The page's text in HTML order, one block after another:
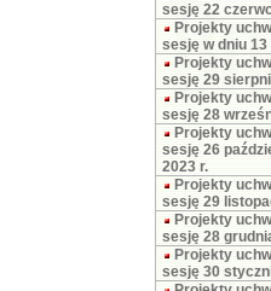
sesję 22
Projekty
sesję w dniu
Projekty
sesję 29
Projekty
sesję 28
Projekty
sesję 26
2023 r.
Projekty
sesję 29
Projekty
sesję 28
Projekty
sesję 30